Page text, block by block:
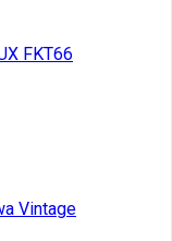
FKT66
Vintage